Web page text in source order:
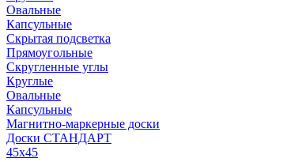
Овальные
Капсульные
Скрытая подсветка
Прямоугольные
Скругленные углы
Круглые
Овальные
Капсульные
Магнитно-маркерные доски
Доски СТАНДАРТ
45x45